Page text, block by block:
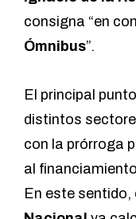
consigna “en
Ómnibus”.
El principal
distintos
con la prórroga
al
En este sentido,